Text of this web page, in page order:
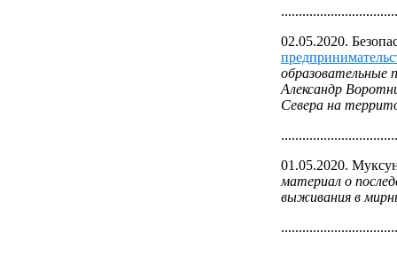
02.05.2020.
образовательные
Александр
Севера на
01.05.2020.
материал о
выживания в